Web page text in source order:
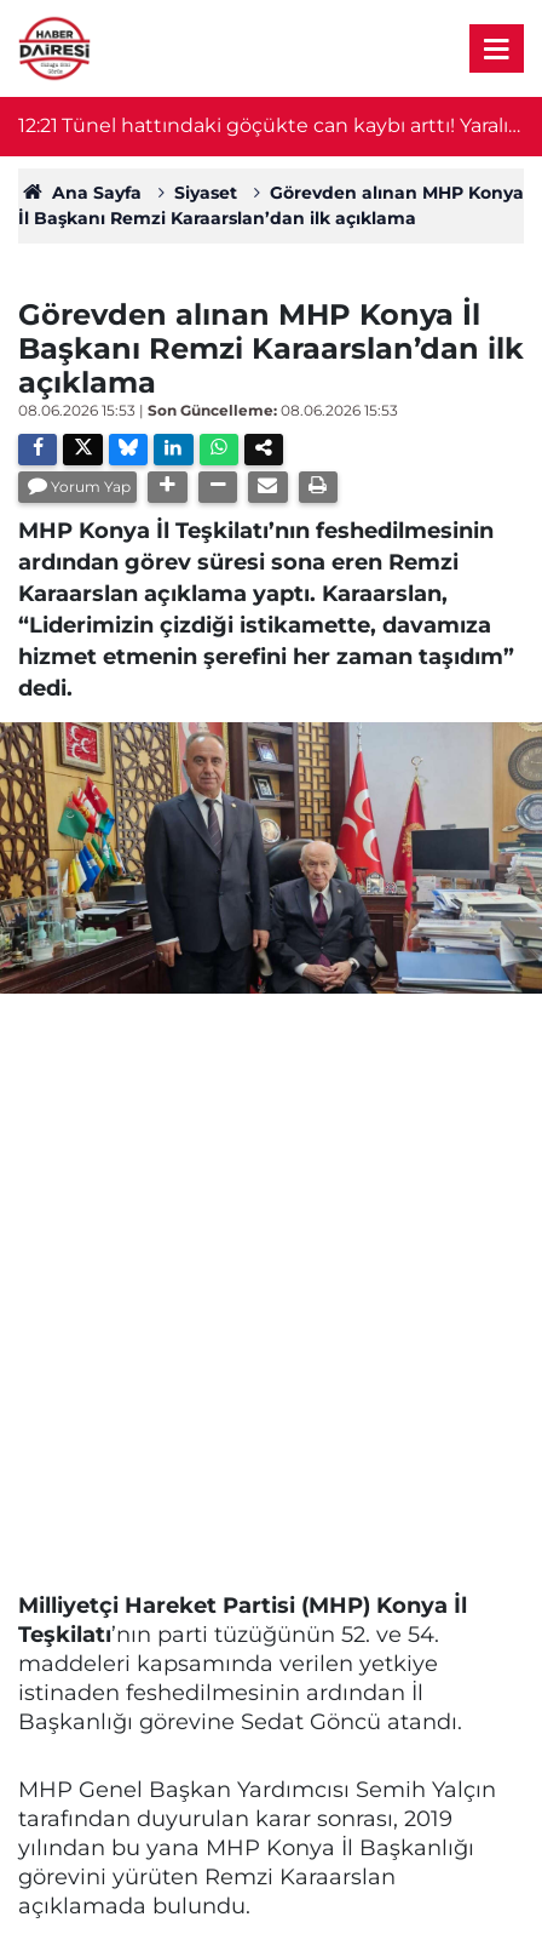
12:21 Tünel hattındaki göçükte can kaybı arttı! Yaralı
işçiden acı haber geldi
Ana Sayfa Siyaset
Görevden alınan MHP Konya
İl Başkanı Remzi Karaarslan’dan ilk açıklama
Görevden alınan MHP Konya İl
Başkanı Remzi Karaarslan’dan ilk
açıklama
08.06.2026 15:53 | Son Güncelleme: 08.06.2026 15:53
Yorum Yap
MHP Konya İl Teşkilatı’nın feshedilmesinin
ardından görev süresi sona eren Remzi
Karaarslan açıklama yaptı. Karaarslan,
“Liderimizin çizdiği istikamette, davamıza
hizmet etmenin şerefini her zaman taşıdım”
dedi.
Milliyetçi Hareket Partisi (MHP) Konya İl
Teşkilatı’nın parti tüzüğünün 52. ve 54.
maddeleri kapsamında verilen yetkiye
istinaden feshedilmesinin ardından İl
Başkanlığı görevine Sedat Göncü atandı.
MHP Genel Başkan Yardımcısı Semih Yalçın
tarafından duyurulan karar sonrası, 2019
yılından bu yana MHP Konya İl Başkanlığı
görevini yürüten Remzi Karaarslan
açıklamada bulundu.